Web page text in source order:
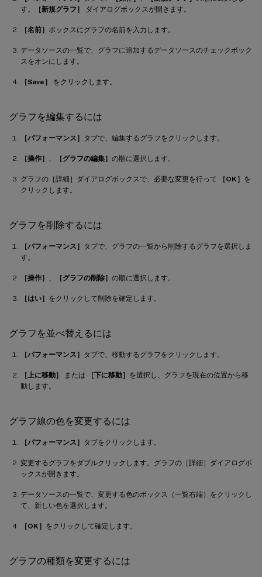
す。
［新規グラフ］ ダイアログボックスが開きます。
［名前］ ボックスにグラフの名前を入力します。
データソースの一覧で、グラフに追加するデータソースのチェックボック
スをオンにします。
［Save］ をクリックします。
グラフを編集するには
［パフォーマンス］ タブで、編集するグラフをクリックします。
［操作］ ［グラフの編集］ の順に選択します。
グラフの［詳細］ダイアログボックスで、必要な変更を行って ［OK］ を
クリックします。
グラフを削除するには
［パフォーマンス］ タブで、グラフの一覧から削除するグラフを選択しま
す。
［操作］ ［グラフの削除］ の順に選択します。
［はい］ をクリックして削除を確定します。
グラフを並べ替えるには
［パフォーマンス］ タブで、移動するグラフをクリックします。
［上に移動］ または ［下に移動］ を選択し、グラフを現在の位置から移
動します。
グラフ線の色を変更するには
［パフォーマンス］ タブをクリックします。
変更するグラフをダブルクリックします。グラフの［詳細］ダイアログボ
ックスが開きます。
データソースの一覧で、変更する色のボックス（一覧右端）をクリックし
て、新しい色を選択します。
［OK］ をクリックして確定します。
グラフの種類を変更するには